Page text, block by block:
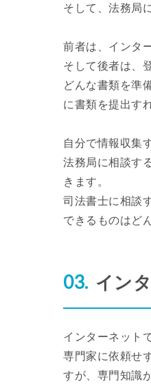
そして、法務局
前者は、インタ
そして後者は、
どんな書類を準
に書類を提出す
自分で情報収集
法務局に相談す
きます。
司法書士に相談
できるものはど
イン
インターネット
専門家に依頼せ
すが、専門知識